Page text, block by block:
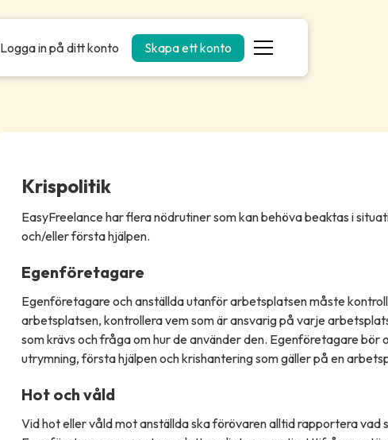
Logga in på ditt konto Skapa ett konto
Krispolitik
EasyFreelance har flera nödrutiner som kan behöva beaktas i
och/eller första hjälpen.
Egenföretagare
Egenföretagare och anställda utanför arbetsplatsen måste
arbetsplatsen, kontrollera vem som är ansvarig på varje
som krävs och fråga om hur de använder den. Egenföretagare
utrymning, första hjälpen och krishantering som gäller på en
Hot och våld
Vid hot eller våld mot anställda ska förövaren alltid rapportera vad